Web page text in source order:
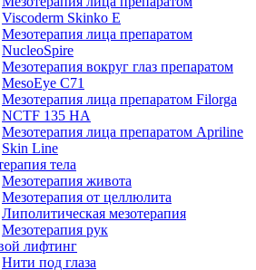
Viscoderm Skinko E
Мезотерапия лица препаратом
NucleoSpire
Мезотерапия вокруг глаз препаратом
MesoEye С71
Мезотерапия лица препаратом Filorga
NCTF 135 HA
Мезотерапия лица препаратом Apriline
Skin Line
тела
Мезотерапия живота
Мезотерапия от целлюлита
Липолитическая мезотерапия
Мезотерапия рук
лифтинг
Нити под глаза